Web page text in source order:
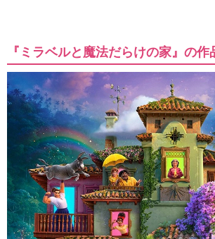
『ミラベルと魔法だらけの家』の作